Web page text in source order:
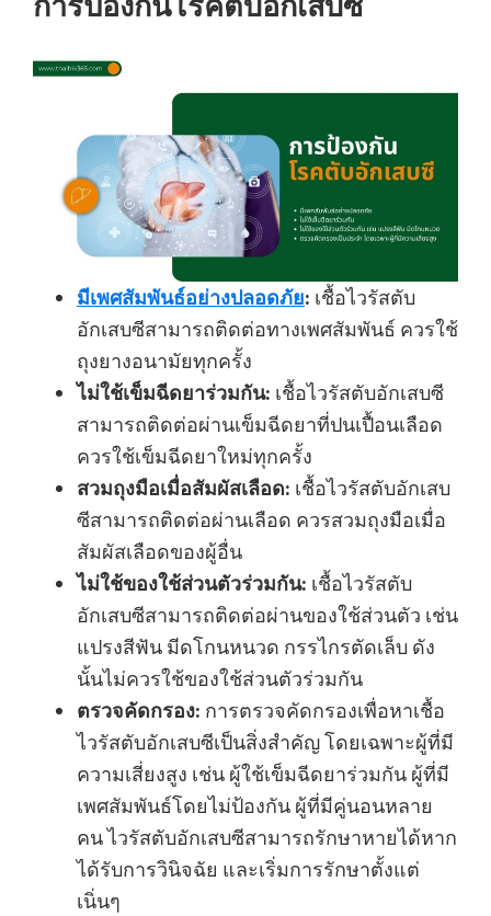
มีเพศสัมพันธ์อย่างปลอดภัย: เชื้อไวรัสตับ
อักเสบซีสามารถติดต่อทางเพศสัมพันธ์ ควรใช้
ถุงยางอนามัยทุกครั้ง
ไม่ใช้เข็มฉีดยาร่วมกัน: เชื้อไวรัสตับอักเสบซี
สามารถติดต่อผ่านเข็มฉีดยาที่ปนเปื้อนเลือด
ควรใช้เข็มฉีดยาใหม่ทุกครั้ง
สวมถุงมือเมื่อสัมผัสเลือด: เชื้อไวรัสตับอักเสบ
ซีสามารถติดต่อผ่านเลือด ควรสวมถุงมือเมื่อ
สัมผัสเลือดของผู้อื่น
ไม่ใช้ของใช้ส่วนตัวร่วมกัน: เชื้อไวรัสตับ
อักเสบซีสามารถติดต่อผ่านของใช้ส่วนตัว เช่น
แปรงสีฟัน มีดโกนหนวด กรรไกรตัดเล็บ ดัง
นั้นไม่ควรใช้ของใช้ส่วนตัวร่วมกัน
ตรวจคัดกรอง: การตรวจคัดกรองเพื่อหาเชื้อ
ไวรัสตับอักเสบซีเป็นสิ่งสำคัญ โดยเฉพาะผู้ที่มี
ความเสี่ยงสูง เช่น ผู้ใช้เข็มฉีดยาร่วมกัน ผู้ที่มี
เพศสัมพันธ์โดยไม่ป้องกัน ผู้ที่มีคู่นอนหลาย
คน ไวรัสตับอักเสบซีสามารถรักษาหายได้หาก
ได้รับการวินิจฉัย และเริ่มการรักษาตั้งแต่
เนิ่นๆ